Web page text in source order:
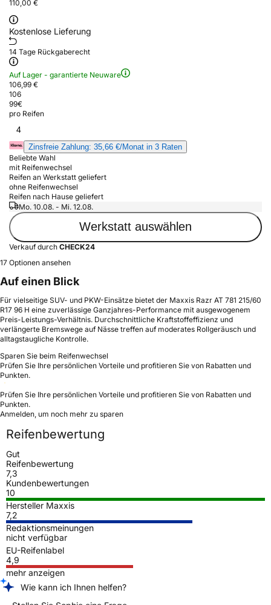
110,00 €
Kostenlose Lieferung
14 Tage Rückgaberecht
Auf Lager - garantierte Neuware
106,99 €
106
99€
pro Reifen
4
Zinsfreie Zahlung: 35,66 €/Monat in 3 Raten
Beliebte Wahl
mit Reifenwechsel
Reifen an Werkstatt geliefert
ohne Reifenwechsel
Reifen nach Hause geliefert
Mo. 10.08. - Mi. 12.08.
Werkstatt auswählen
Verkauf durch CHECK24
17 Optionen ansehen
Auf einen Blick
Für vielseitige SUV- und PKW-Einsätze bietet der Maxxis Razr AT 781 215/60
R17 96 H eine zuverlässige Ganzjahres-Performance mit ausgewogenem
Preis-Leistungs-Verhältnis. Durchschnittliche Kraftstoffeffizienz und
verlängerte Bremswege auf Nässe treffen auf moderates Rollgeräusch und
alltagstaugliche Kontrolle.
Sparen Sie beim Reifenwechsel
Prüfen Sie Ihre persönlichen Vorteile und profitieren Sie von Rabatten und
Punkten.
Prüfen Sie Ihre persönlichen Vorteile und profitieren Sie von Rabatten und
Punkten.
Anmelden, um noch mehr zu sparen
Reifenbewertung
Gut
Reifenbewertung
7,3
Kundenbewertungen
10
Hersteller Maxxis
7,2
Redaktionsmeinungen
nicht verfügbar
EU-Reifenlabel
4,9
mehr anzeigen
Wie kann ich Ihnen helfen?